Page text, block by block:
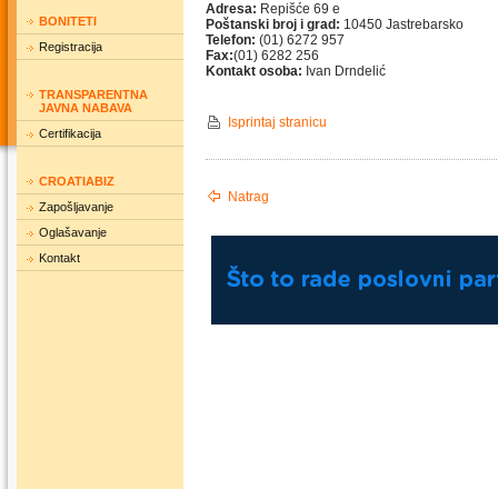
BONITETI
Registracija
TRANSPARENTNA
JAVNA NABAVA
Certifikacija
CROATIABIZ
Zapošljavanje
Oglašavanje
Kontakt
Adresa: Repišće 69 e
Poštanski broj i grad: 10450 Jastrebarsko
Telefon: (01) 6272 957
Fax:(01) 6282 256
Kontakt osoba: Ivan Drndelić
Isprintaj stranicu
Natrag